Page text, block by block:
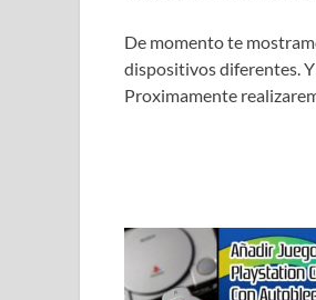
De momento te
dispositivos diferentes. Y
Proximamente